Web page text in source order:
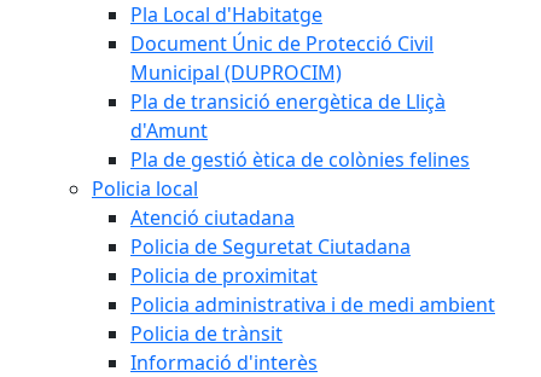
Pla Local d'Habitatge
Document Únic de Protecció Civil
Municipal (DUPROCIM)
Pla de transició energètica de Lliçà
d'Amunt
Pla de gestió ètica de colònies felines
Policia local
Atenció ciutadana
Policia de Seguretat Ciutadana
Policia de proximitat
Policia administrativa i de medi ambient
Policia de trànsit
Informació d'interès